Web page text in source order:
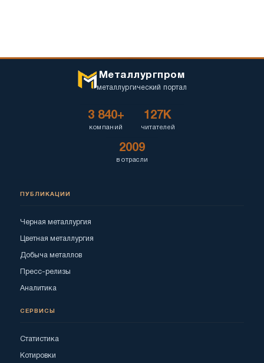
Металлургпром
металлургический портал
3 840+
компаний
127K
читателей
2009
в отрасли
ПУБЛИКАЦИИ
Черная металлургия
Цветная металлургия
Добыча металлов
Пресс-релизы
Аналитика
СЕРВИСЫ
Статистика
Котировки